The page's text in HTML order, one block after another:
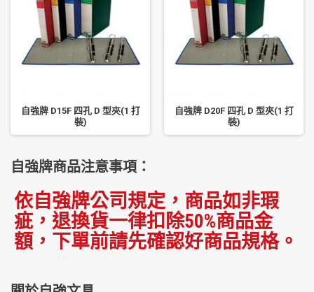
自強牌 D15F 四孔 D 型夾(1 打
裝)
自強牌 D20F 四孔 D 型夾(1 打
裝)
自強牌商品注意事項：
依自強牌公司規定，商品如非瑕
疵，退換貨一律扣除50%商品金
額，下單前請先確認好商品規格。